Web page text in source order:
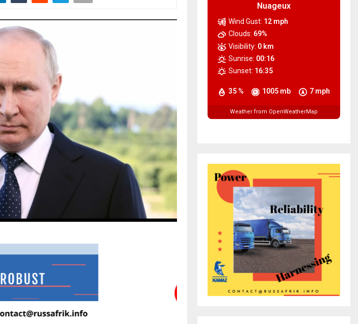
Nuageux
35 % 1005 mb 7 mph
Wind Gust: 12 mph
Clouds: 69%
Visibility: 0 km
Sunrise: 00:16
Sunset: 16:35
Weather from OpenWeatherMap